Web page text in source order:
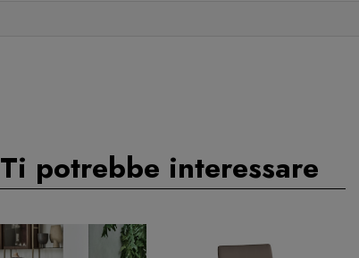
Ti potrebbe interessare